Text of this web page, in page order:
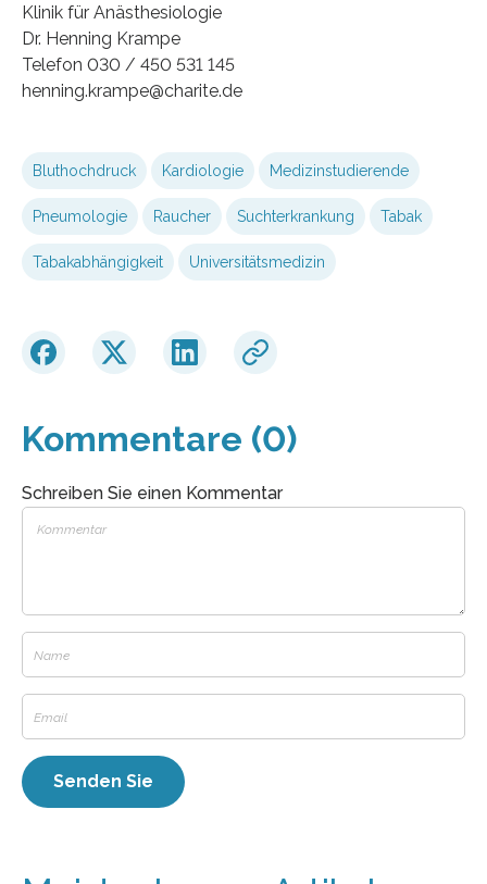
Klinik für Anästhesiologie
Dr. Henning Krampe
Telefon 030 / 450 531 145
henning.krampe@charite.de
Bluthochdruck Kardiologie Medizinstudierende
Pneumologie Raucher Suchterkrankung Tabak
Tabakabhängigkeit Universitätsmedizin
Kommentare (0)
Schreiben Sie einen Kommentar